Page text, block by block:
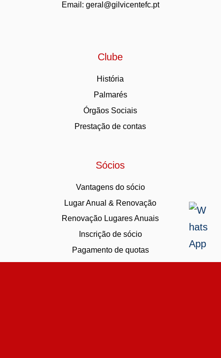
Email: geral@gilvicentefc.pt
Clube
História
Palmarés
Órgãos Sociais
Prestação de contas
Sócios
Vantagens do sócio
Lugar Anual & Renovação
Renovação Lugares Anuais
Inscrição de sócio
Pagamento de quotas